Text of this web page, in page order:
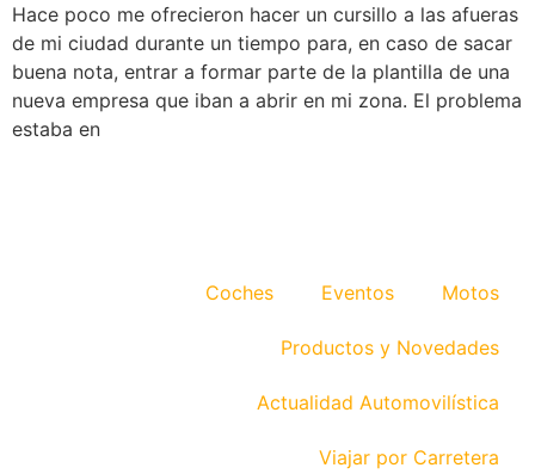
Hace poco me ofrecieron hacer un cursillo a las afueras
de mi ciudad durante un tiempo para, en caso de sacar
buena nota, entrar a formar parte de la plantilla de una
nueva empresa que iban a abrir en mi zona. El problema
estaba en
Coches Eventos Motos
Productos y Novedades
Actualidad Automovilística
Viajar por Carretera